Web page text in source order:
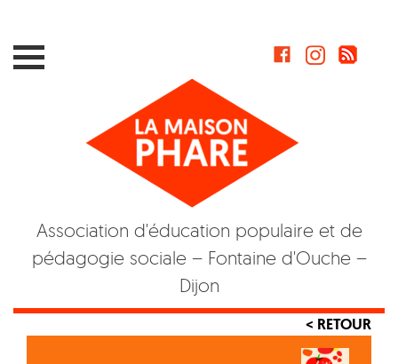
Association d'éducation populaire et de
pédagogie sociale – Fontaine d'Ouche –
Dijon
< RETOUR